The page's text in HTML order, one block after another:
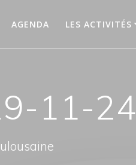
AGENDA LES ACTIVITÉS
11-24